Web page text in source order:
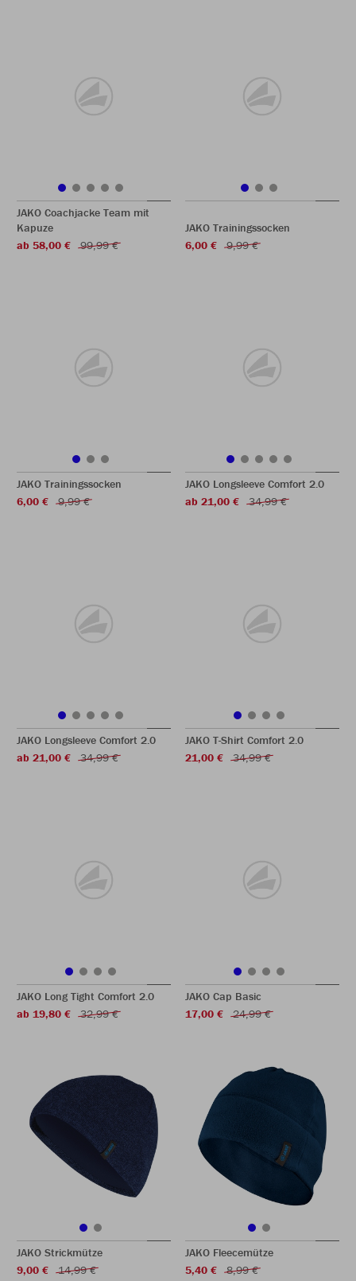
JAKO Coachjacke Team mit
Kapuze
ab 58,00 €
99,99 €
JAKO Trainingssocken
6,00 €
9,99 €
JAKO Trainingssocken
6,00 €
9,99 €
JAKO Longsleeve Comfort 2.0
ab 21,00 €
34,99 €
JAKO Longsleeve Comfort 2.0
ab 21,00 €
34,99 €
JAKO T-Shirt Comfort 2.0
21,00 €
34,99 €
JAKO Long Tight Comfort 2.0
ab 19,80 €
32,99 €
JAKO Cap Basic
17,00 €
24,99 €
JAKO Strickmütze
9,00 €
14,99 €
JAKO Fleecemütze
5,40 €
8,99 €